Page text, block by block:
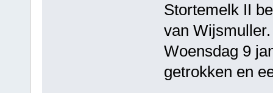
Stortemelk II
van Wijsmuller.
Woensdag 9
getrokken en